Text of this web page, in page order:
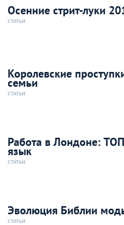
Осенние стрит-луки
СТАТЬИ
Королевские
семьи
СТАТЬИ
Работа в Лондоне:
язык
СТАТЬИ
Эволюция Библии
СТАТЬИ